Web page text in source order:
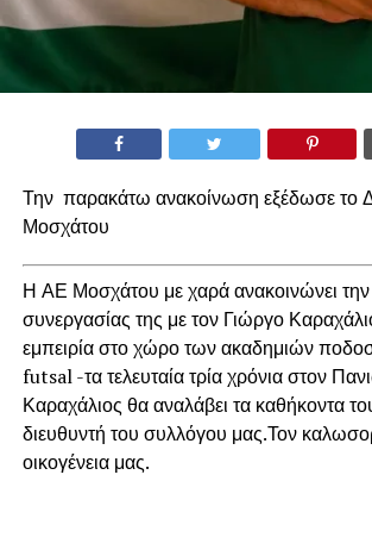
Την παρακάτω ανακοίνωση εξέδωσε το
Μοσχάτου
Η ΑΕ Μοσχάτου με χαρά ανακοινώνει την
συνεργασίας της με τον Γιώργο
εμπειρία στο χώρο των ακαδημιών
futsal -τα τελευταία τρία χρόνια στον
Καραχάλιος θα αναλάβει τα καθήκοντα
διευθυντή του συλλόγου μας.Τον
οικογένεια μας.